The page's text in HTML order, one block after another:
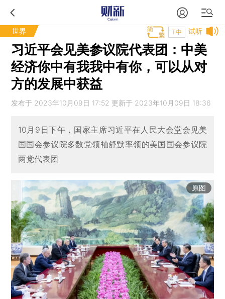
世界 试听
T中
习近平会见美参议院代表团：中美
经济你中有我我中有你，可以从对
方的发展中获益
发布于 2023年10月09日 17:52 更新于 2023年10月09日 18:36
10月9日下午，国家主席习近平在人民大会堂会见美
国国会参议院多数党领袖舒默率领的美国国会参议院
两党代表团
原图